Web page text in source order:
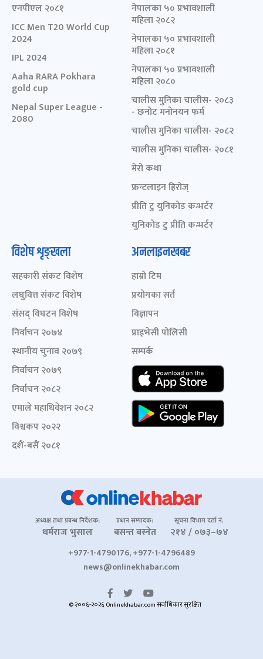
एनपीएल २०८१
ICC Men T20 World Cup
2024
IPL 2024
Aaha RARA Pokhara
gold cup
Nepal Super League -
2080
नेपालका ५० प्रभावशाली
महिला २०८२
नेपालका ५० प्रभावशाली
महिला २०८१
नेपालका ५० प्रभावशाली
महिला २०८०
चालीस मुनिका चालीस- २०८३
- छनोट मनोनयन फर्म
चालीस मुनिका चालीस- २०८२
चालीस मुनिका चालीस- २०८१
मेरो कथा
फ्रन्टलाइन हिरोज्
प्रीति टु युनिकोड कन्भर्टर
युनिकोड टु प्रीति कन्भर्टर
विशेष शृङ्खला
सहकारी संकट विशेष
लघुवित्त संकट विशेष
संसद् विघटन विशेष
निर्वाचन २०७४
स्थानीय चुनाव २०७९
निर्वाचन २०७९
निर्वाचन २०८२
एमाले महाधिवेशन २०८२
विश्वकप २०२२
दशैं-बसैं २०८१
अनलाइनखबर
हाम्रो टिम
प्रयोगका सर्त
विज्ञापन
प्राइभेसी पोलिसी
सम्पर्क
अध्यक्ष तथा प्रबन्ध निर्देशक:
धर्मराज भुसाल
प्रधान सम्पादक:
बसन्त बस्नेत
सूचना विभाग दर्ता नं.
२१४ / ०७३–७४
+977-1-4790176, +977-1-4796489
news@onlinekhabar.com
© २००६-२०२६ Onlinekhabar.com सर्वाधिकार सुरक्षित